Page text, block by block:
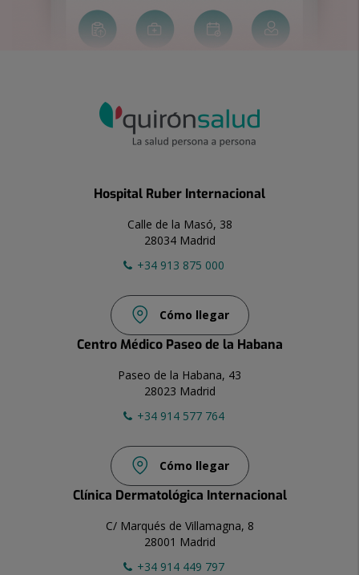
Hospital Ruber Internacional
Calle de la Masó, 38
28034 Madrid
+34 913 875 000
Cómo llegar
Centro Médico Paseo de la Habana
Paseo de la Habana, 43
28023 Madrid
+34 914 577 764
Cómo llegar
Clínica Dermatológica Internacional
C/ Marqués de Villamagna, 8
28001 Madrid
+34 914 449 797